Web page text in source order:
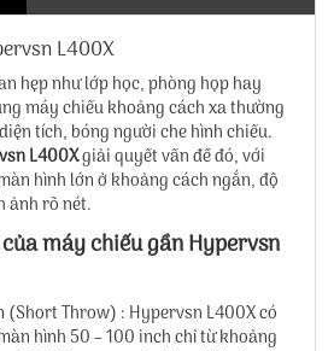
L400X
hẹp như lớp học, phòng họp hay
máy chiếu khoảng cách xa thường
tích, bóng người che hình chiếu.
L400Xgiải quyết vấn đề đó, với
hình lớn ở khoảng cách ngắn, độ
ảnh rõ nét.
máy chiếu gần Hypervsn
(Short Throw) : Hypervsn L400X có
hình 50 – 100 inch chỉ từ khoảng